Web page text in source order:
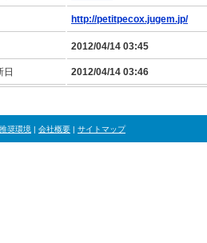
http://petitpecox.jugem.jp/
2012/04/14 03:45
日 2012/04/14 03:46
推奨環境 | 会社概要 | サイトマップ